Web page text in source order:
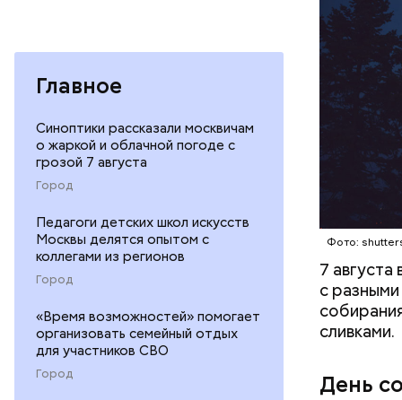
Главное
Синоптики рассказали москвичам
о жаркой и облачной погоде с
грозой 7 августа
Город
Педагоги детских школ искусств
Москвы делятся опытом с
коллегами из регионов
Город
«Время возможностей» помогает
организовать семейный отдых
для участников СВО
Город
Фото:
7
с
сливками.
День
чеснок;
соль.